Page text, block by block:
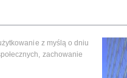
z myślą o dniu
zachowanie